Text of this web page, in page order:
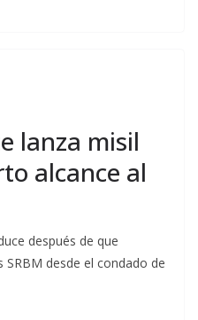
lanza misil
alcance al
después de que
desde el condado de